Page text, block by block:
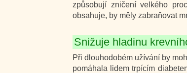
způsobují zničení velkého
obsahuje, by měly zabraňovat
Snižuje hladinu
Při dlouhodobém užívání by
pomáhala lidem trpícím